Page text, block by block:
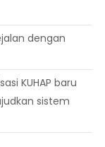
dengan
KUHAP baru
sistem